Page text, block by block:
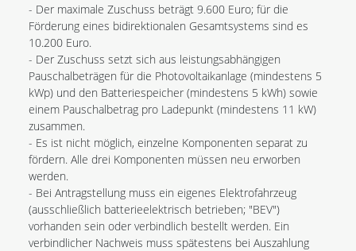
- Der maximale Zuschuss beträgt 9.600 Euro; für die
Förderung eines bidirektionalen Gesamtsystems sind es
10.200 Euro.
- Der Zuschuss setzt sich aus leistungsabhängigen
Pauschalbeträgen für die Photovoltaikanlage (mindestens 5
kWp) und den Batteriespeicher (mindestens 5 kWh) sowie
einem Pauschalbetrag pro Ladepunkt (mindestens 11 kW)
zusammen.
- Es ist nicht möglich, einzelne Komponenten separat zu
fördern. Alle drei Komponenten müssen neu erworben
werden.
- Bei Antragstellung muss ein eigenes Elektrofahrzeug
(ausschließlich batterieelektrisch betrieben; "BEV")
vorhanden sein oder verbindlich bestellt werden. Ein
verbindlicher Nachweis muss spätestens bei Auszahlung